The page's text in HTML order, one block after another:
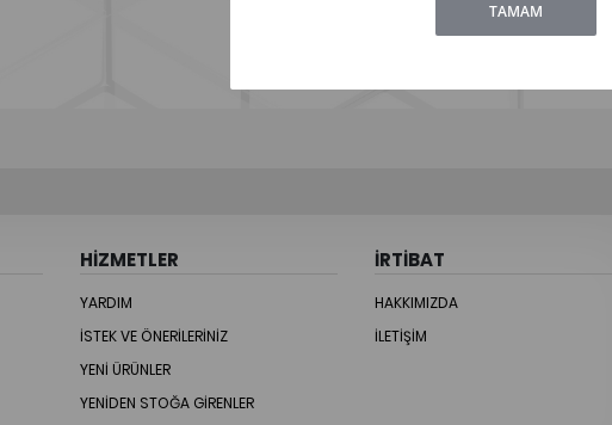
HİZMETLER
YARDIM
İSTEK VE ÖNERILERINIZ
YENİ ÜRÜNLER
YENİDEN STOĞA GİRENLER
İRTİBAT
HAKKIMIZDA
İLETIŞIM
TAMAM